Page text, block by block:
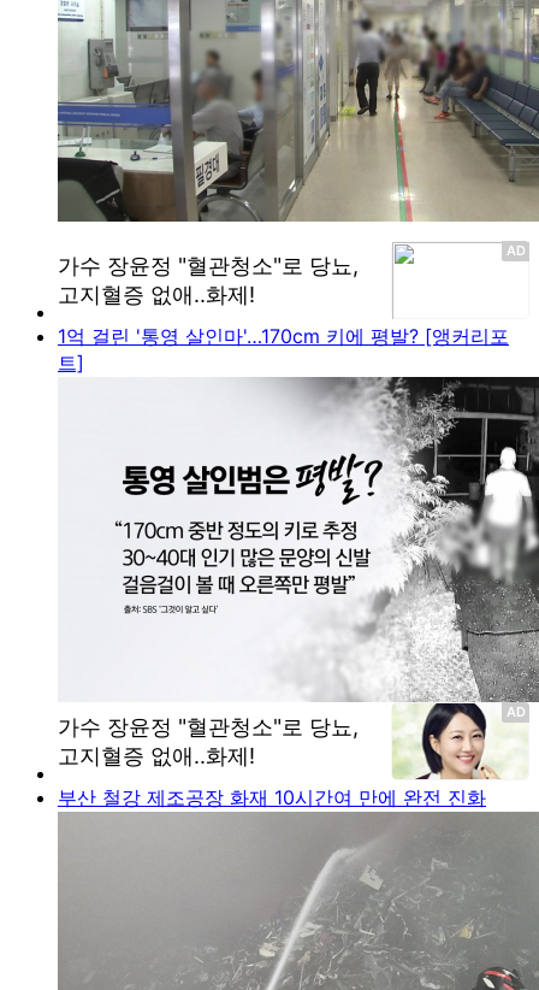
1억 걸린 '통영 살인마'…170cm 키에 평발? [앵커리포
트]
부산 철강 제조공장 화재 10시간여 만에 완전 진화